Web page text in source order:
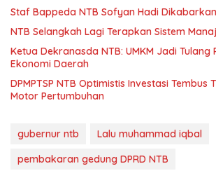
Staf Bappeda NTB Sofyan Hadi
NTB Selangkah Lagi Terapkan Sistem
Ketua Dekranasda NTB: UMKM Jadi Tulang
Ekonomi Daerah
DPMPTSP NTB Optimistis Investasi Tembus
Motor Pertumbuhan
gubernur ntb
Lalu muhammad iqbal
pembakaran gedung DPRD NTB